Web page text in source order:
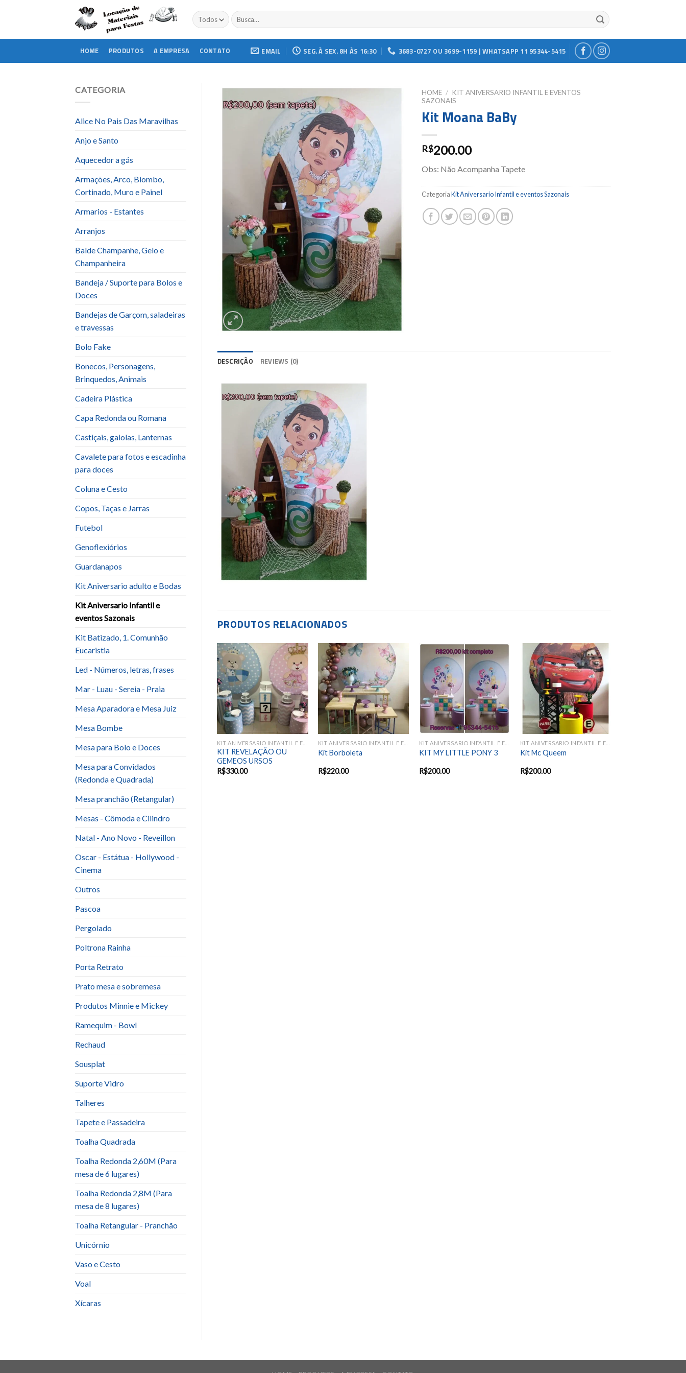
Buscar
por:
HOME PRODUTOS A EMPRESA CONTATO EMAIL SEG. À SEX. 8H ÀS 16:30 3683-0727 OU 3699-1159 | WHATSAPP 11 95344-5415
CATEGORIA
Alice No Pais Das Maravilhas
Anjo e Santo
Aquecedor a gás
Armações, Arco, Biombo,
Cortinado, Muro e Painel
Armarios - Estantes
Arranjos
Balde Champanhe, Gelo e
Champanheira
Bandeja / Suporte para Bolos e
Doces
Bandejas de Garçom, saladeiras
e travessas
Bolo Fake
Bonecos, Personagens,
Brinquedos, Animais
Cadeira Plástica
Capa Redonda ou Romana
Castiçais, gaiolas, Lanternas
Cavalete para fotos e escadinha
para doces
Coluna e Cesto
Copos, Taças e Jarras
Futebol
Genoflexiórios
Guardanapos
Kit Aniversario adulto e Bodas
Kit Aniversario Infantil e
eventos Sazonais
Kit Batizado, 1. Comunhão
Eucaristia
Led - Números, letras, frases
Mar - Luau - Sereia - Praia
Mesa Aparadora e Mesa Juiz
Mesa Bombe
Mesa para Bolo e Doces
Mesa para Convidados
(Redonda e Quadrada)
Mesa pranchão (Retangular)
Mesas - Cômoda e Cilindro
Natal - Ano Novo - Reveillon
Oscar - Estátua - Hollywood -
Cinema
Outros
Pascoa
Pergolado
Poltrona Rainha
Porta Retrato
Prato mesa e sobremesa
Produtos Minnie e Mickey
Ramequim - Bowl
Rechaud
Sousplat
Suporte Vidro
Talheres
Tapete e Passadeira
Toalha Quadrada
Toalha Redonda 2,60M (Para
mesa de 6 lugares)
Toalha Redonda 2,8M (Para
mesa de 8 lugares)
Toalha Retangular - Pranchão
Unicórnio
Vaso e Cesto
Voal
Xícaras
wishlist
HOME / KIT ANIVERSARIO INFANTIL E EVENTOS
SAZONAIS
Kit Moana BaBy
R$200.00
Obs: Não Acompanha Tapete
CategoriaKit Aniversario Infantil e eventos Sazonais
DESCRIÇÃO REVIEWS (0)
PRODUTOS RELACIONADOS
Add to
wishlist
KIT REVELAÇÃO OU
GEMEOS URSOS
R$330.00
Add to
wishlist
Kit Borboleta
R$220.00
Add to
wishlist
KIT MY LITTLE PONY 3
R$200.00
Add to
wishlist
Kit Mc Queem
R$200.00
Add to
200.00
-38%
Kit Batizado (Anjo Branco
R$320.00 R$